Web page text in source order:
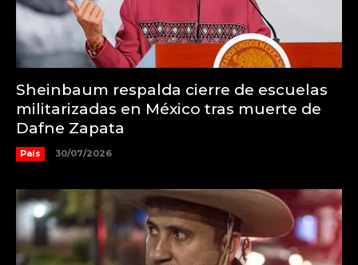
Sheinbaum respalda cierre de escuelas
militarizadas en México tras muerte de
Dafne Zapata
País 30/07/2026